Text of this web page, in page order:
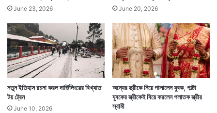
June 23, 2026 June 20, 2026
নতুন ইতিহাস রচনা করল দার্জিলিংয়ের বিখ্যাত
টয় ট্রেন
June 10, 2026
অন্যের স্ত্রীকে নিয়ে পালালেন যুবক, পাল্টা
যুবকের স্ত্রীকেই বিয়ে করলেন পলাতক স্ত্রীর
স্বামী